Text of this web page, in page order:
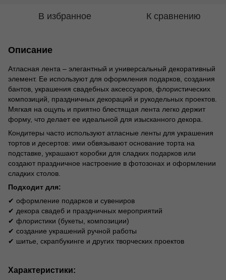
В избранное К сравнению
Описание
Атласная лента – элегантный и универсальный декоративный
элемент. Ее используют для оформления подарков, создания
бантов, украшения свадебных аксессуаров, флористических
композиций, праздничных декораций и рукодельных проектов.
Мягкая на ощупь и приятно блестящая лента легко держит
форму, что делает ее идеальной для изысканного декора.
Кондитеры часто используют атласные ленты для украшения
тортов и десертов: ими обвязывают основание торта на
подставке, украшают коробки для сладких подарков или
создают праздничное настроение в фотозонах и оформлении
сладких столов.
Подходит для:
✔ оформление подарков и сувениров
✔ декора свадеб и праздничных мероприятий
✔ флористики (букеты, композиции)
✔ создание украшений ручной работы
✔ шитье, скрапбукинге и других творческих проектов
Характеристики: